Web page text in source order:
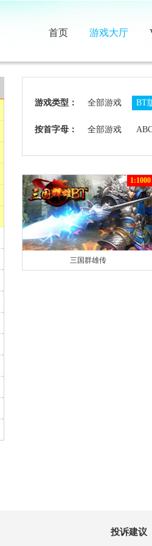
首页 游戏大厅
游戏类型： 全部游戏 BT
按首字母： 全部游戏
1:1000
三国群雄传
投诉建议